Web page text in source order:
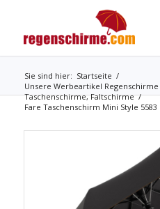
Sie sind hier: Startseite /
Unsere Werbeartikel Regenschirme
Taschenschirme, Faltschirme /
Fare Taschenschirm Mini Style 5583